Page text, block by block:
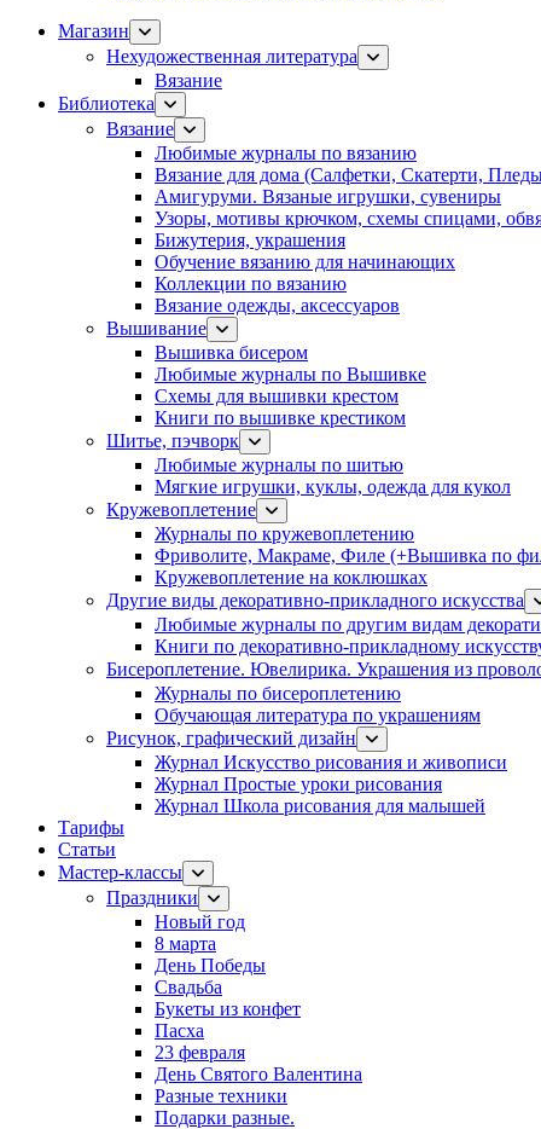
Магазин
Нехудожественная литература
Вязание
Библиотека
Вязание
Любимые журналы по вязанию
Вязание для дома (Салфетки, Скатерти,
Амигуруми. Вязаные игрушки, сувениры
Узоры, мотивы крючком, схемы спицами,
Бижутерия, украшения
Обучение вязанию для начинающих
Коллекции по вязанию
Вязание одежды, аксессуаров
Вышивание
Вышивка бисером
Любимые журналы по Вышивке
Схемы для вышивки крестом
Книги по вышивке крестиком
Шитье, пэчворк
Любимые журналы по шитью
Мягкие игрушки, куклы, одежда для кукол
Кружевоплетение
Журналы по кружевоплетению
Фриволите, Макраме, Филе (+Вышивка по
Кружевоплетение на коклюшках
Другие виды декоративно-прикладного искусства
Любимые журналы по другим видам
Книги по декоративно-прикладному
Бисероплетение. Ювелирика. Украшения из
Журналы по бисероплетению
Обучающая литература по украшениям
Рисунок, графический дизайн
Журнал Искусство рисования и живописи
Журнал Простые уроки рисования
Журнал Школа рисования для малышей
Тарифы
Статьи
Мастер-классы
Праздники
Новый год
8 марта
День Победы
Свадьба
Букеты из конфет
Пасха
23 февраля
День Святого Валентина
Разные техники
Подарки разные.